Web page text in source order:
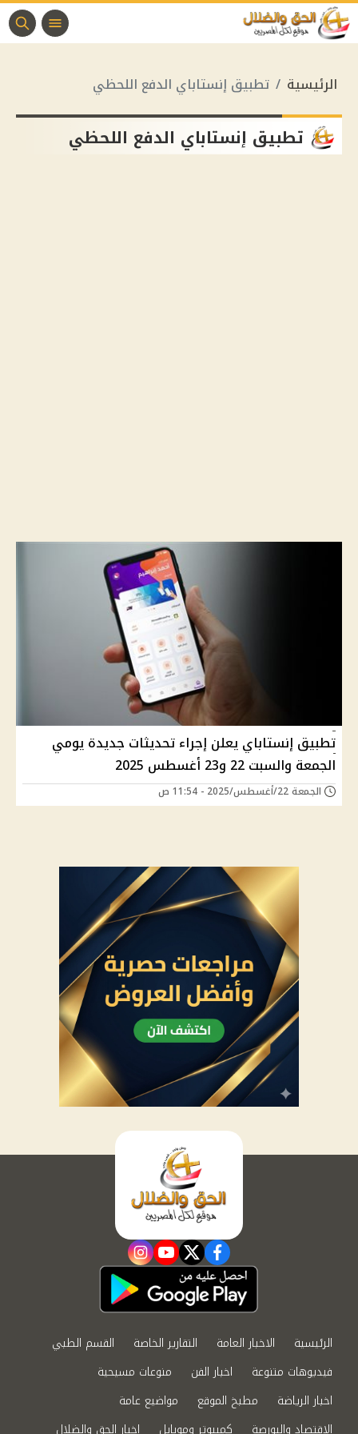
الرئيسية تطبيق إنستاباي الدفع اللحظي
تطبيق إنستاباي الدفع اللحظي
تطبيق إنستاباي يعلن إجراء تحديثات جديدة يومي
الجمعة والسبت 22 و23 أغسطس 2025
الجمعة 22/أغسطس/2025 - 11:54 ص
facebook
twitter
youtube
instagram
الرئيسية الاخبار العامة التقارير الخاصة
القسم الطبي
فيديوهات متنوعة
اخبار الفن
منوعات مسيحية
اخبار الرياضة
مطبخ الموقع
مواضيع عامة
الاقتصاد والبورصة
كمبيوتر وموبايل اخبار الحق والضلال